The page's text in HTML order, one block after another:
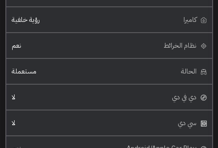
كاميرا رؤية خلفية
نظام الخرائط نعم
الحالة مستعملة
دي في دي لا
سي دي لا